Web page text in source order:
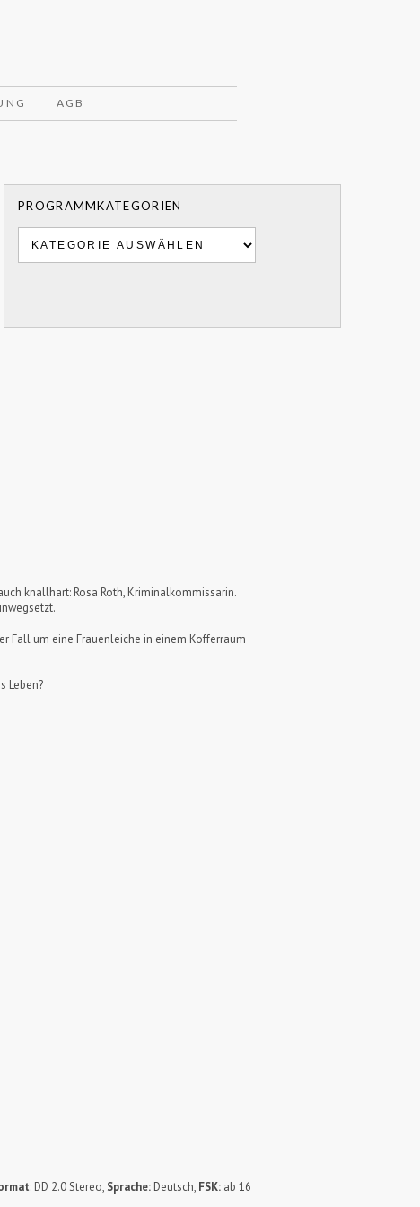
AGB
PROGRAMMKATEGORIEN
knallhart: Rosa Roth, Kriminalkommissarin.
Fall um eine Frauenleiche in einem Kofferraum
Leben?
: DD 2.0 Stereo, Sprache: Deutsch, FSK: ab 16